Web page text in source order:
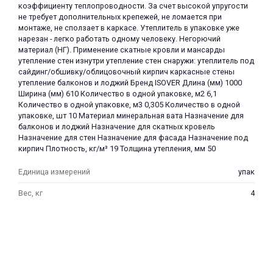
коэффициенту теплопроводности. За счет высокой упругости
не требует дополнительных крепежей, не ломается при
монтаже, не сползает в каркасе. Утеплитель в упаковке уже
нарезан - легко работать одному человеку. Негорючий
материал (НГ). Применение скатные кровли и мансарды
утепление стен изнутри утепление стен снаружи: утеплитель под
сайдинг/обшивку/облицовочный кирпич каркасные стены
утепление балконов и лоджий Бренд ISOVER Длина (мм) 1000
Ширина (мм) 610 Количество в одной упаковке, м2 6,1
Количество в одной упаковке, м3 0,305 Количество в одной
упаковке, шт 10 Материал минеральная вата Назначение для
балконов и лоджий Назначение для скатных кровель
Назначение для стен Назначение для фасада Назначение под
кирпич Плотность, кг/м³ 19 Толщина утепления, мм 50
Единица измерений упак
Вес, кг 4
раз в 2 недели